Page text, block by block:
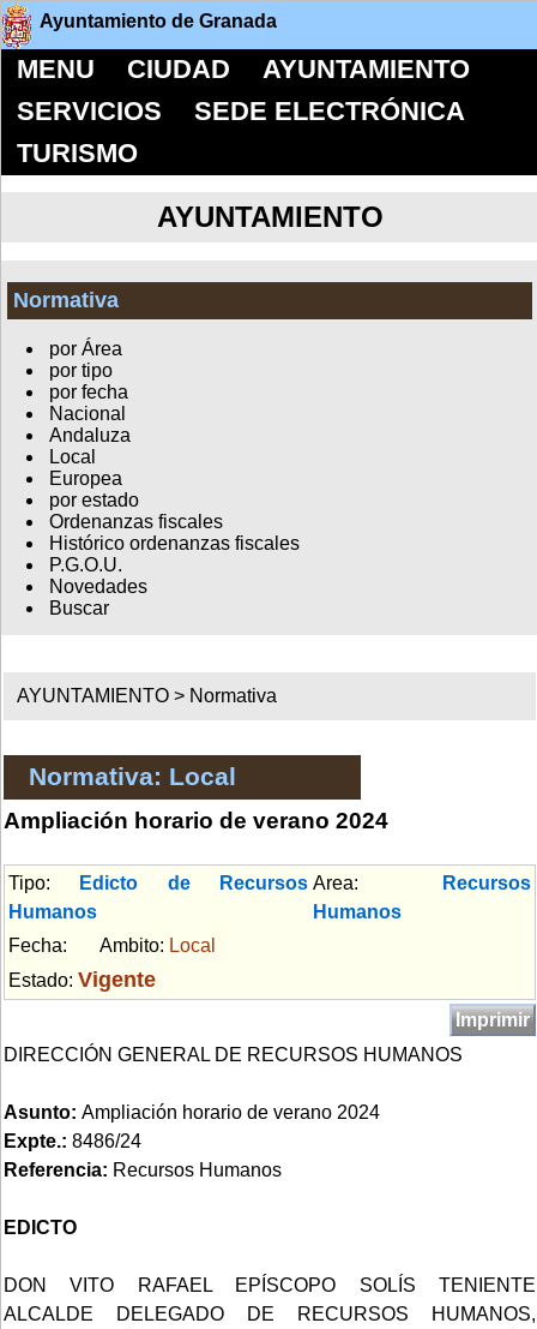
Ayuntamiento de Granada
MENU CIUDAD
AYUNTAMIENTO
SERVICIOS
SEDE ELECTRÓNICA
TURISMO
AYUNTAMIENTO
Normativa
por Área
por tipo
por fecha
Nacional
Andaluza
Local
Europea
por estado
Ordenanzas fiscales
Histórico ordenanzas fiscales
P.G.O.U.
Novedades
Buscar
AYUNTAMIENTO > Normativa
Normativa: Local
Ampliación horario de verano 2024
Tipo:
Edicto de Recursos
Humanos
Area:
Recursos
Humanos
Fecha:
Ambito: Local
Estado: Vigente
Imprimir
DIRECCIÓN GENERAL DE RECURSOS HUMANOS
Asunto: Ampliación horario de verano 2024
Expte.: 8486/24
Referencia: Recursos Humanos
EDICTO
DON VITO RAFAEL EPÍSCOPO SOLÍS TENIENTE
ALCALDE DELEGADO DE RECURSOS HUMANOS,